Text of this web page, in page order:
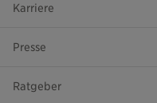
Karriere
Presse
Ratgeber